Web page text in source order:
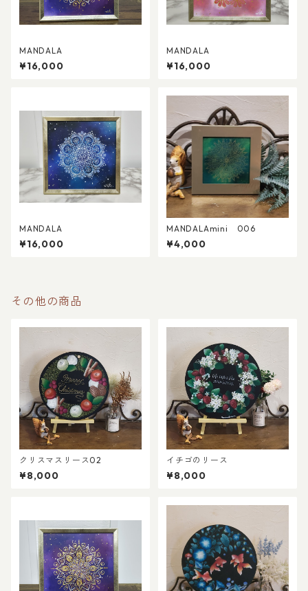
MANDALA
¥16,000
MANDALA
¥16,000
MANDALA
¥16,000
MANDALAmini 006
¥4,000
その他の商品
クリスマスリース02
¥8,000
イチゴのリース
¥8,000